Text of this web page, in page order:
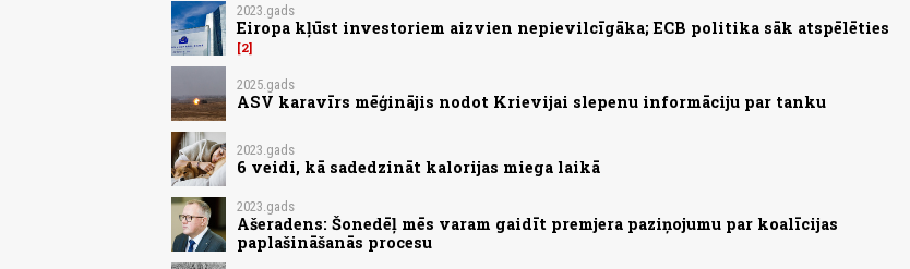
2023.gads
Eiropa kļūst investoriem aizvien nepievilcīgāka; ECB politika sāk atspēlēties
2
2025.gads
ASV karavīrs mēģinājis nodot Krievijai slepenu informāciju par tanku
2023.gads
6 veidi, kā sadedzināt kalorijas miega laikā
2023.gads
Ašeradens: Šonedēļ mēs varam gaidīt premjera paziņojumu par koalīcijas
paplašināšanās procesu